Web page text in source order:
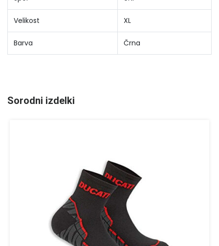
Velikost XL
Barva Črna
Sorodni izdelki